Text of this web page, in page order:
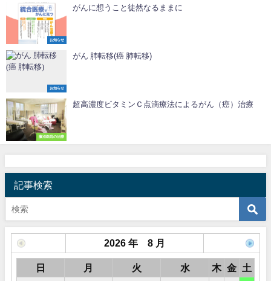
お知らせ
がんに想うこと徒然なるままに
お知らせ
がん 肺転移(癌 肺転移)
藤沼医院の治療
超高濃度ビタミンＣ点滴療法によるがん（癌）治療
記事検索
2026 年 8 月
日 月 火 水 木 金
土